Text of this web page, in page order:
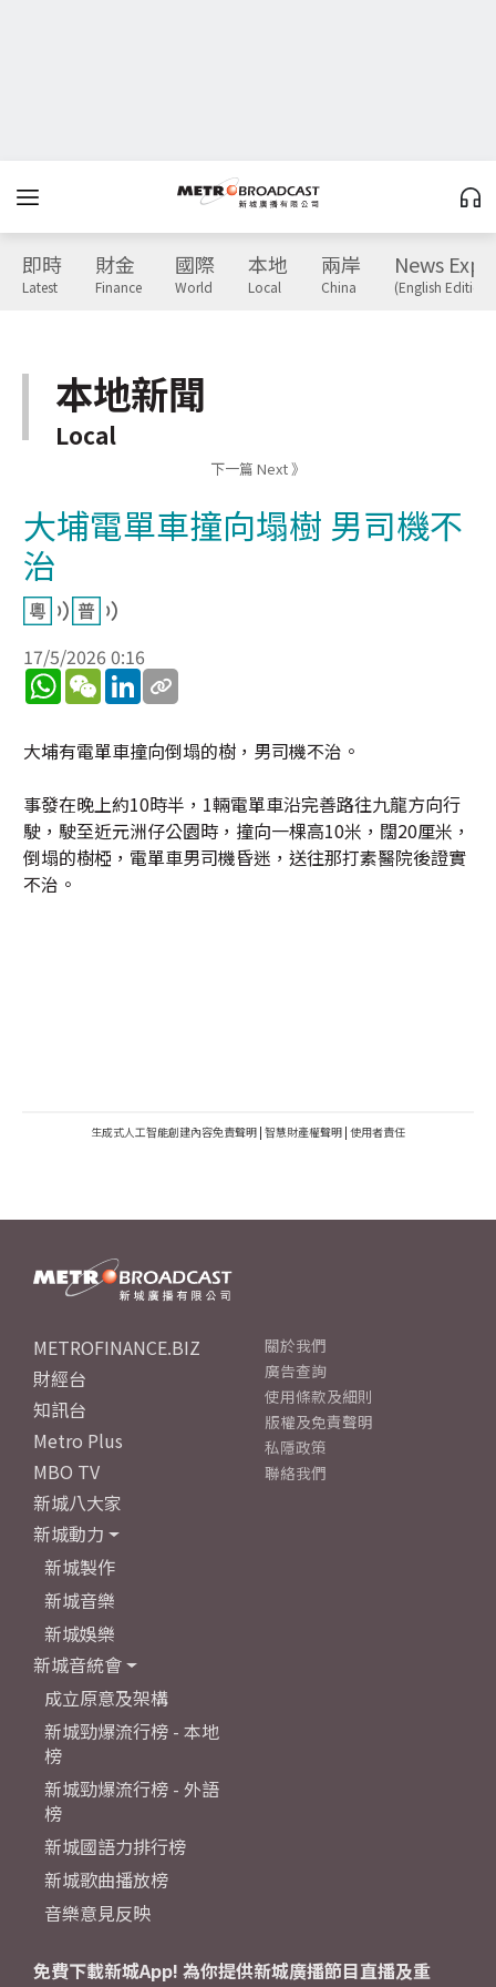
即時
Latest
財金
Finance
國際
World
本地
Local
兩岸
China
News
(English Edition)
本地新聞
Local
下一篇 Next 》
大埔電單車撞向塌樹 男司機不
治
17/5/2026 0:16
WhatsApp
WeChatLinkedIn
大埔有電單車撞向倒塌的樹，男司機不治。
事發在晚上約10時半，1輛電單車沿完善路往九龍方向行
駛，駛至近元洲仔公園時，撞向一棵高10米，闊20厘米，
倒塌的樹椏，電單車男司機昏迷，送往那打素醫院後證實
不治。
生成式人工智能創建內容免責聲明 | 智慧財產權聲明 | 使用者責任
METROFINANCE.BIZ
財經台
知訊台
Metro Plus
MBO TV
新城八大家
新城動力
新城製作
新城音樂
新城娛樂
新城音統會
成立原意及架構
新城勁爆流行榜 - 本地
榜
新城勁爆流行榜 - 外語
榜
新城國語力排行榜
新城歌曲播放榜
音樂意見反映
關於我們
廣告查詢
使用條款及細則
版權及免責聲明
私隱政策
聯絡我們
免費下載新城App! 為你提供新城廣播節目直播及重